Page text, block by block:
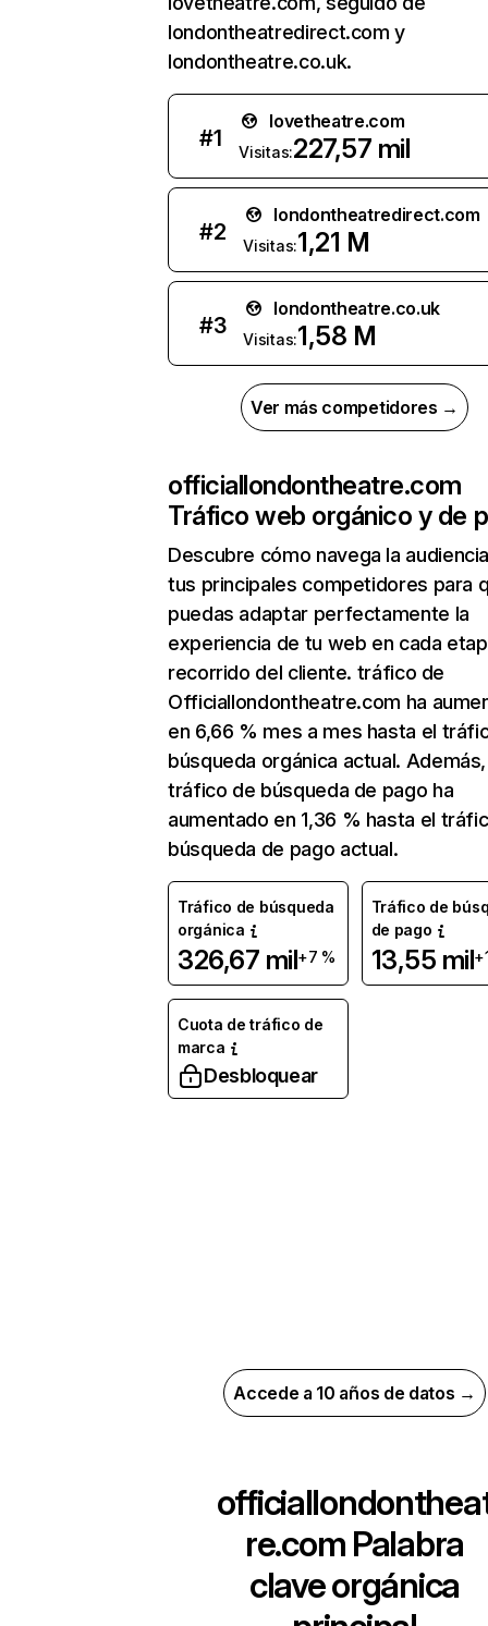
londontheatredirect.com y
londontheatre.co.uk.
#1
lovetheatre.com
Visitas:227,57 mil
#2
londontheatredirect.com
Visitas:1,21 M
#3
londontheatre.co.uk
Visitas:1,58 M
Ver más competidores →
officiallondontheatre.com
Tráfico web orgánico y de
Descubre cómo navega la
tus principales competidores para
puedas adaptar perfectamente la
experiencia de tu web en cada
recorrido del cliente. tráfico de
Officiallondontheatre.com ha
en 6,66 % mes a mes hasta el
búsqueda orgánica actual.
tráfico de búsqueda de pago ha
aumentado en 1,36 % hasta el
búsqueda de pago actual.
Tráfico de búsqueda
orgánica
326,67 mil+7 %
Tráfico de
de pago
13,55 mil
Cuota de tráfico de
marca
Desbloquear
Accede a 10 años de datos →
re.com Palabra
clave orgánica